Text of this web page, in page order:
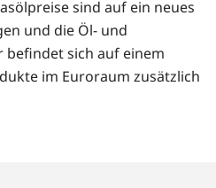
sind auf ein neues
und die Öl- und
befindet sich auf einem
im Euroraum zusätzlich